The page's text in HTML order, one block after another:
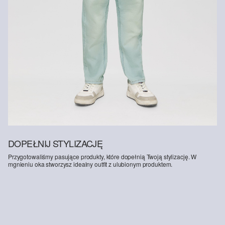
Wspieramy Better Cotton: Wybierając nasze produkty bawełniane,
wspierasz nasze zaangażowanie w misję Better Cotton, której
celem jest pomoc społecznościom rolniczym w przetrwaniu i
rozwoju, przy jednoczesnej ochronie i odbudowie środowiska.
Better Cotton wspiera społeczności rolnicze pod względem
społecznym, środowiskowym i ekonomicznym, szkoląc rolników w
zakresie bardziej zrównoważonych metod upraw. Ten produkt jest
pozyskiwany w systemie bilansu masy i dlatego może nie zawierać
bawełny Better Cotton. Więcej informacji znajdziesz na stronie
DOPEŁNIJ STYLIZACJĘ
Przygotowaliśmy pasujące produkty, które dopełnią Twoją stylizację. W
mgnieniu oka stworzysz idealny outfit z ulubionym produktem.